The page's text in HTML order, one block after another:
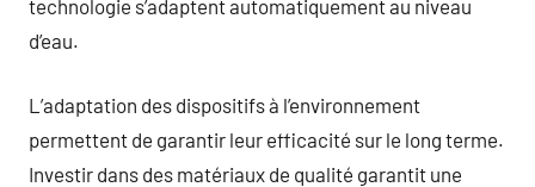
technologie s’adaptent automatiquement au niveau
d’eau.
L’adaptation des dispositifs à l’environnement
permettent de garantir leur efficacité sur le long terme.
Investir dans des matériaux de qualité garantit une